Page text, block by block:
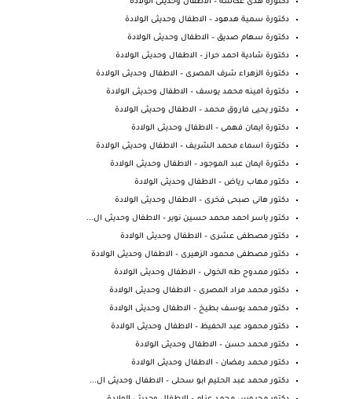
دكتورة هدى عكاشة – الاطفال وحديثى الولادة
دكتورة سمية هدهود – الاطفال وحديثى الولادة
دكتورة سهام صديق – الاطفال وحديثى الولادة
دكتورة شادية احمد حراز – الاطفال وحديثى الولادة
دكتورة الزهراء شرف المصرى – الاطفال وحديثى الولادة
دكتورة امينه محمد يوسف – الاطفال وحديثى الولادة
دكتور يحيى فاروق محمد – الاطفال وحديثى الولادة
دكتورة ايمان فهمى – الاطفال وحديثى الولادة
دكتورة اسماء محمد الشريف – الاطفال وحديثى الولادة
دكتورة ايمان عبد الموجود – الاطفال وحديثى الولادة
دكتور مهاب رياض – الاطفال وحديثى الولادة
دكتور هانى صبحى فخرى – الاطفال وحديثى الولادة
دكتور ياسر احمد محمد حسين نوير – الاطفال وحديثى ال...
دكتور مصطفى عشرى – الاطفال وحديثى الولادة
دكتور مصطفى محمود الزهيرى – الاطفال وحديثى الولادة
دكتور ممدوح طه الخولى – الاطفال وحديثى الولادة
دكتور محمد مراد المصرى – الاطفال وحديثى الولادة
دكتور محمد يوسف بطيخ – الاطفال وحديثى الولادة
دكتور محمود عبد الحفيظ – الاطفال وحديثى الولادة
دكتور محمد حسن – الاطفال وحديثى الولادة
دكتور محمد رمضان – الاطفال وحديثى الولادة
دكتور محمد عبد الحليم ابو سحلى – الاطفال وحديثى ال...